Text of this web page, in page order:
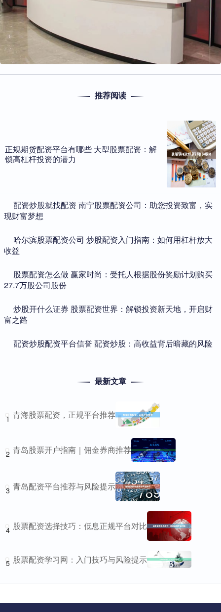
推荐阅读
正规期货配资平台有哪些 大型股票配资：解
锁高杠杆投资的潜力
​配资炒股就找配资 南宁股票配资公司：助您投资致富，实
现财富梦想
​哈尔滨股票配资公司 炒股配资入门指南：如何用杠杆放大
收益
​股票配资怎么做 赢家时尚：受托人根据股份奖励计划购买
27.7万股公司股份
​炒股开什么证券 股票配资世界：解锁投资新天地，开启财
富之路
​配资炒股配资平台信誉 配资炒股：高收益背后暗藏的风险
最新文章
1 青海股票配资，正规平台推荐
2 青岛股票开户指南｜佣金券商推荐
3 青岛配资平台推荐与风险提示
4 股票配资选择技巧：低息正规平台对比
5 股票配资学习网：入门技巧与风险提示